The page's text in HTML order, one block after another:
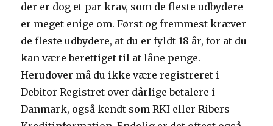
der er dog et par krav, som de fleste udbydere
er meget enige om. Først og fremmest kræver
de fleste udbydere, at du er fyldt 18 år, for at du
kan være berettiget til at låne penge.
Herudover må du ikke være registreret i
Debitor Registret over dårlige betalere i
Danmark, også kendt som RKI eller Ribers